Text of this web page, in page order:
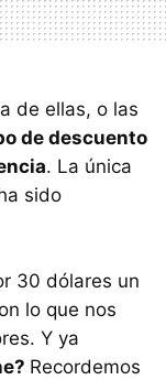
de ellas, o las
de descuento
. La única
sido
30 dólares un
lo que nos
Y ya
Recordemos